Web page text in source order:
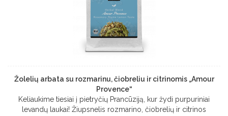
Žolelių arbata su rozmarinu, čiobreliu ir citrinomis „Amour
Provence“
Keliaukime tiesiai į pietryčių Prancūziją, kur žydi purpuriniai
levandų laukai! Žiupsnelis rozmarino, čiobrelių ir citrinos